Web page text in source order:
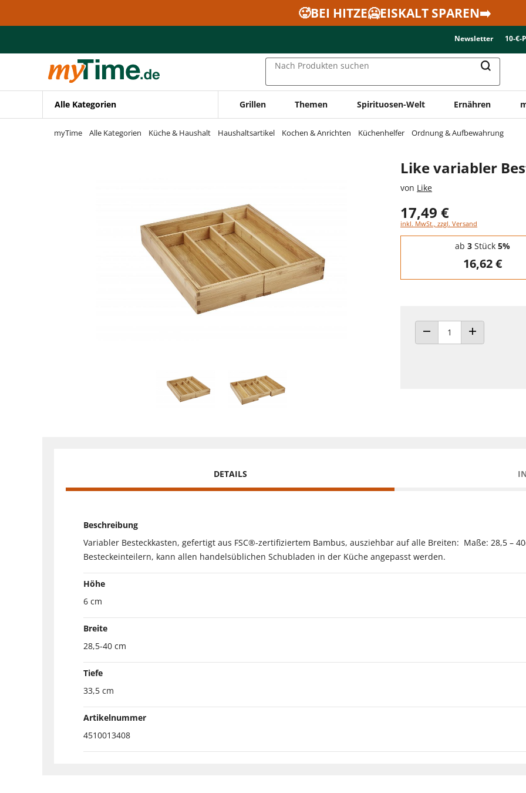
Zur Navigation springen
🥵BEI HITZE🥶EISKALT SPAREN➡️
Newsletter 10-€-
Nach Produkten suchen
Alle Kategorien Grillen Themen Spirituosen-Welt Ernähren
myTime Alle Kategorien Küche & Haushalt Haushaltsartikel Kochen & Anrichten Küchenhelfer Ordnung & Aufbewahrung
Like variabler
von Like
17,49 €
inkl. MwSt., zzgl. Versand
Staffelpreise - Mengenrabatt
ab 3 Stück 5%
16,62 €
ANZAHL VERRINGERNANZAHL ERHÖHEN
DETAILS
Beschreibung
Variabler Besteckkasten, gefertigt aus FSC®-zertifiziertem Bambus, ausziehbar auf alle Breiten: Maße: 28,5 –
Besteckeinteilern, kann allen handelsüblichen Schubladen in der Küche angepasst werden.
Höhe
6 cm
Breite
28,5-40 cm
Tiefe
33,5 cm
Artikelnummer
4510013408